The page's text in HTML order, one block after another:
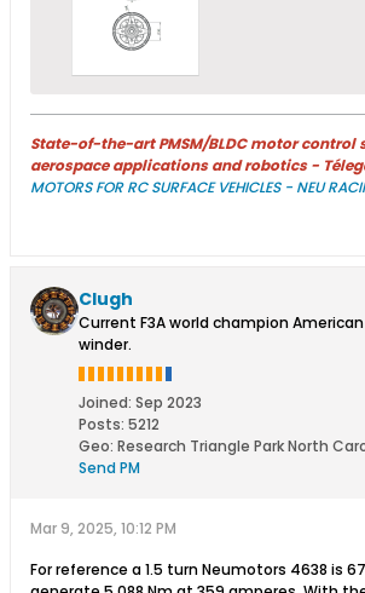
State-of-the-art PMSM/BLDC motor control
aerospace applications and robotics -
MOTORS FOR RC SURFACE VEHICLES - NEU
Clugh
Current F3A world champion
winder.
Joined: Sep 2023
Posts: 5212
Geo: Research Triangle Park North
Send PM
Mar 9, 2025, 10:12 PM
For reference a 1.5 turn Neumotors 4638 is